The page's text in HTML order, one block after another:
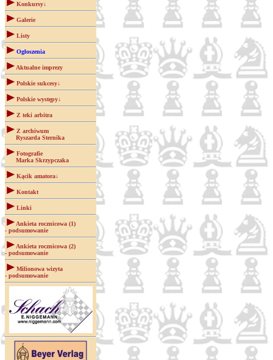
Konkursy↓
Galerie
Listy
Ogłoszenia
Aktualne imprezy
Polskie sukcesy↓
Polskie występy↓
Z teki arbitra
Z archiwum
Ryszarda Sternika
Fotografie
Marka Skrzypczaka
Kącik amatora↓
Kontakt
Linki
Ankieta rocznicowa (1)
- podsumowanie
Ankieta rocznicowa (2)
- podsumowanie
Milionowa wizyta
- podsumowanie